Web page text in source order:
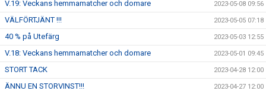
V.19: Veckans hemmamatcher och domare 2023-05-08 09:56
VÄLFÖRTJÄNT !!! 2023-05-05 07:18
40 % på Utefärg 2023-05-03 12:55
V.18: Veckans hemmamatcher och domare 2023-05-01 09:45
STORT TACK 2023-04-28 12:00
ÄNNU EN STORVINST!!! 2023-04-27 12:00